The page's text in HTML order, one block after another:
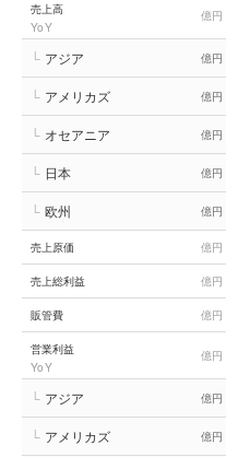
売上高
YoY
億円
└ アジア 億円
└ アメリカズ 億円
└ オセアニア 億円
└ 日本 億円
└ 欧州 億円
売上原価 億円
売上総利益 億円
販管費 億円
営業利益
YoY
億円
└ アジア 億円
└ アメリカズ 億円